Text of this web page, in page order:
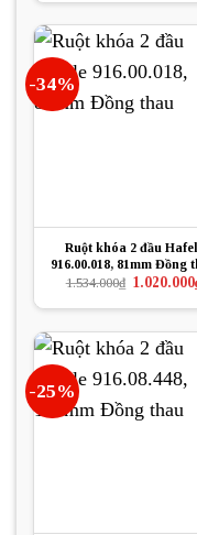
-34%
Ruột khóa 2 đầu
916.00.018, 81mm Đồng
1.534.000₫ Giá
là:
1.020.000
-25%